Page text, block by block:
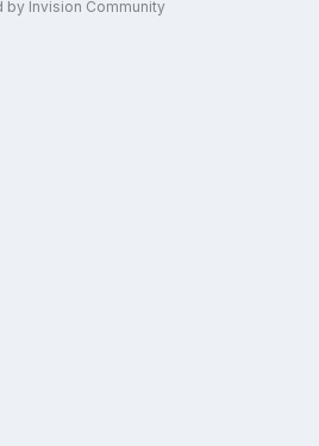
by Invision Community